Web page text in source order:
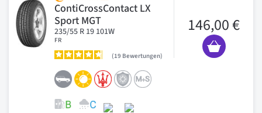
ContiCrossContact LX
Sport MGT
235/55 R 19 101W
FR
19 Bewertungen
146,00 €